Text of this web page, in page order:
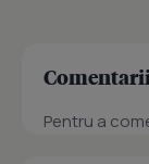
Comentarii
Pentru a